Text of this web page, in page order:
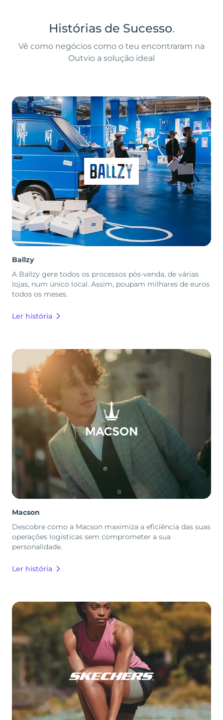
Histórias de Sucesso.
Vê como negócios como o teu encontraram na
Outvio a solução ideal
Ballzy
A Ballzy gere todos os processos pós-venda, de várias
lojas, num único local. Assim, poupam milhares de euros
todos os meses.
Ler história
Macson
Descobre como a Macson maximiza a eficiência das suas
operações logísticas sem comprometer a sua
personalidade.
Ler história